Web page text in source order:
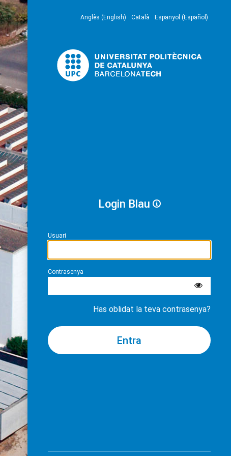
Anglès (English) Català Espanyol (Español)
Login Blau
Usuari
Contrasenya
Has oblidat la teva contrasenya?